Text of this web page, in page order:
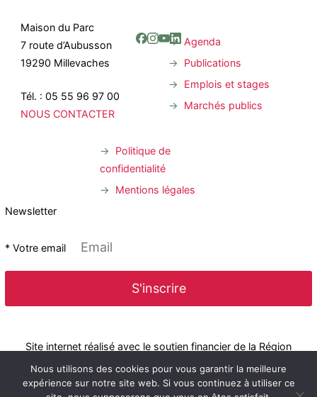
Maison du Parc
7 route d’Aubusson
19290 Millevaches
Tél. : 05 55 96 97 00
NOUS CONTACTER
Agenda
Publications
Emplois et stages
Marchés publics
Politique de
confidentialité
Mentions légales
Newsletter
* Votre email
Site internet réalisé avec le soutien financier de la Région
Nous utilisons des cookies pour vous garantir la meilleure
expérience sur notre site web. Si vous continuez à utiliser ce